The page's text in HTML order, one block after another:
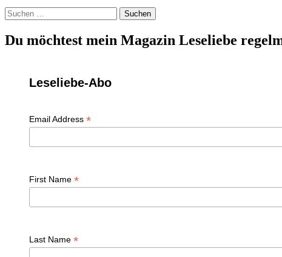
Suchen
nach:
Du möchtest mein Magazin Leseliebe
Leseliebe-Abo
Email Address *
First Name *
Last Name *